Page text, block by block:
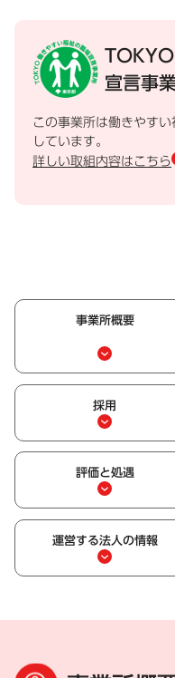
TOKYO
宣言事
この事業所は働きやす
しています。
詳しい取組内容はこちら
事業所概要
採用
評価と処遇
運営する法人の情報